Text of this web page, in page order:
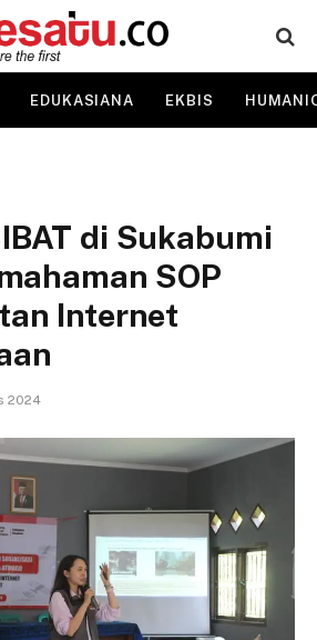
EDUKASIANA EKBIS
di Sukabumi
SOP
Internet
2024